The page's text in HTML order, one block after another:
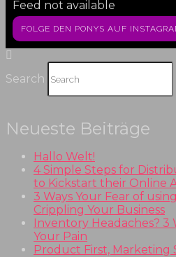
Feed not available
FOLGE DEN PONYS AUF
Search
Neueste Beiträge
Hallo Welt!
4 Simple Steps for
to Kickstart their Online
3 Ways Your Fear of
Crippling Your Business
Inventory Headaches? 3
Your Pain
Product First, Marketing